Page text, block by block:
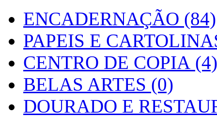
ENCADERNAÇÃO (84)
PAPEIS E
CENTRO DE COPIA (4)
BELAS ARTES (0)
DOURADO E